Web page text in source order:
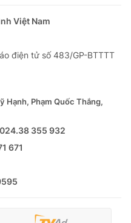
Việt Nam
điện tử số 483/GP-BTTTT
Hạnh, Phạm Quốc Thắng,
355 932
671